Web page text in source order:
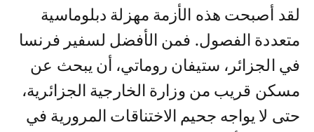
لقد أصبحت هذه الأزمة مهزلة دبلوماسية
متعددة الفصول. فمن الأفضل لسفير فرنسا
في الجزائر، ستيفان روماتي، أن يبحث عن
مسكن قريب من وزارة الخارجية الجزائرية،
حتى لا يواجه جحيم الاختناقات المرورية في